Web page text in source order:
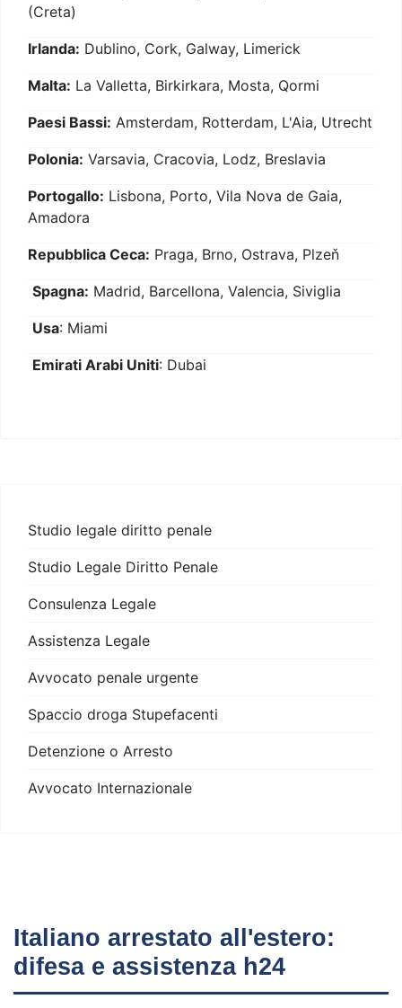
(Creta)
Irlanda: Dublino, Cork, Galway, Limerick
Malta: La Valletta, Birkirkara, Mosta, Qormi
Paesi Bassi: Amsterdam, Rotterdam, L'Aia, Utrecht
Polonia: Varsavia, Cracovia, Lodz, Breslavia
Portogallo: Lisbona, Porto, Vila Nova de Gaia,
Amadora
Repubblica Ceca: Praga, Brno, Ostrava, Plzeň
Spagna: Madrid, Barcellona, Valencia, Siviglia
Usa: Miami
Emirati Arabi Uniti: Dubai
Studio legale diritto penale
Studio Legale Diritto Penale
Consulenza Legale
Assistenza Legale
Avvocato penale urgente
Spaccio droga Stupefacenti
Detenzione o Arresto
Avvocato Internazionale
Italiano arrestato all'estero:
difesa e assistenza h24